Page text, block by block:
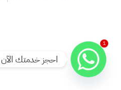
1
احجز خدمتك الآن